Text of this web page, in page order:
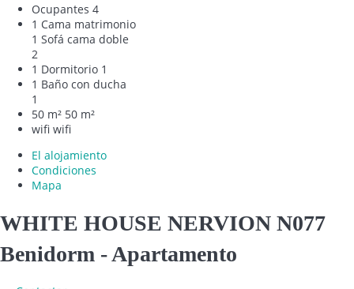
Ocupantes 4
1 Cama matrimonio
1 Sofá cama doble
2
1 Dormitorio 1
1 Baño con ducha
1
50 m² 50 m²
wifi wifi
El alojamiento
Condiciones
Mapa
WHITE HOUSE NERVION N077
Benidorm -Apartamento